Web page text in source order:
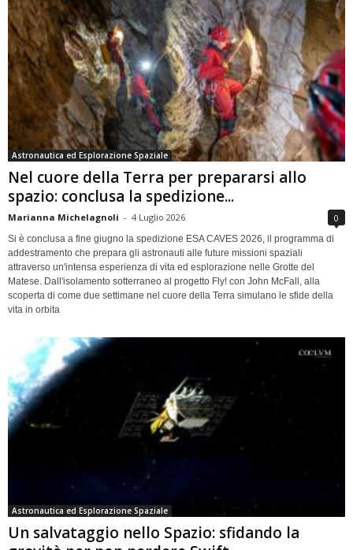
Astronautica ed Esplorazione Spaziale
Nel cuore della Terra per prepararsi allo
spazio: conclusa la spedizione...
Marianna Michelagnoli - 4 Luglio 2026 0
Si è conclusa a fine giugno la spedizione ESA CAVES 2026, il programma di
addestramento che prepara gli astronauti alle future missioni spaziali
attraverso un'intensa esperienza di vita ed esplorazione nelle Grotte del
Matese. Dall'isolamento sotterraneo al progetto Fly! con John McFall, alla
scoperta di come due settimane nel cuore della Terra simulano le sfide della
vita in orbita
Astronautica ed Esplorazione Spaziale
Un salvataggio nello Spazio: sfidando la